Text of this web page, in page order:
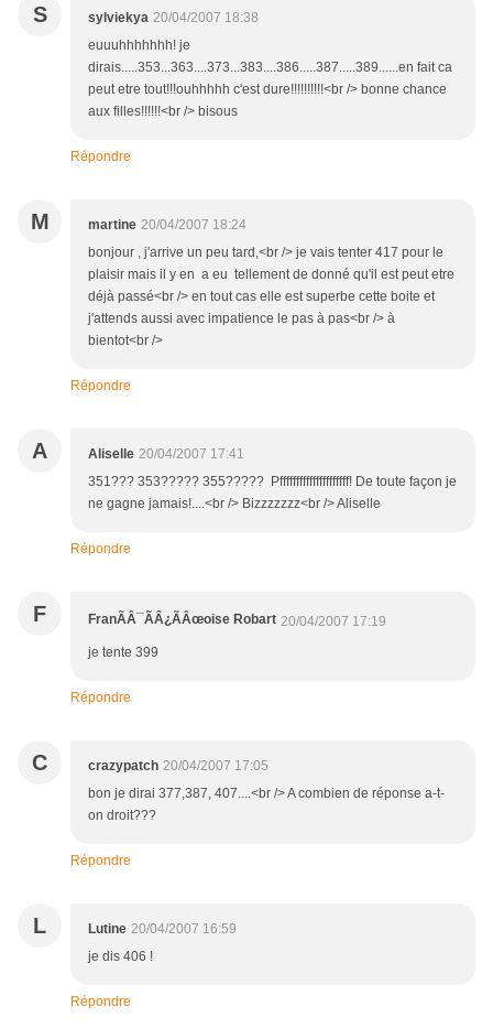
S sylviekya 20/04/2007 18:38
euuuhhhhhhh! je
dirais.....353...363....373...383....386.....387.....389......en fait ca
peut etre tout!!!ouhhhhh c'est dure!!!!!!!!!!<br /> bonne chance
aux filles!!!!!!<br /> bisous
Répondre
M martine 20/04/2007 18:24
bonjour , j'arrive un peu tard,<br /> je vais tenter 417 pour le
plaisir mais il y en a eu tellement de donné qu'il est peut etre
déjà passé<br /> en tout cas elle est superbe cette boite et
j'attends aussi avec impatience le pas à pas<br /> à
bientot<br />
Répondre
A Aliselle 20/04/2007 17:41
351??? 353????? 355????? Pfffffffffffffffffffff! De toute façon je
ne gagne jamais!....<br /> Bizzzzzzz<br /> Aliselle
Répondre
F FranÃÂ¯ÃÂ¿ÃÂœoise Robart 20/04/2007 17:19
je tente 399
Répondre
C crazypatch 20/04/2007 17:05
bon je dirai 377,387, 407....<br /> A combien de réponse a-t-
on droit???
Répondre
L Lutine 20/04/2007 16:59
je dis 406 !
Répondre